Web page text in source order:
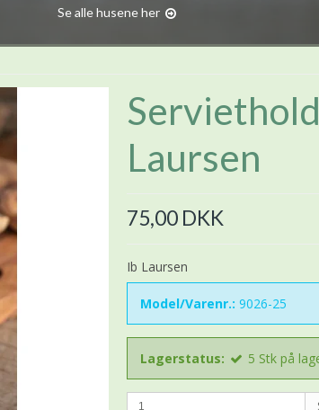
Se alle husene her
Laursen
75,00 DKK
Ib Laursen
Model/Varenr.: 9026-25
Lagerstatus: 5 Stk på